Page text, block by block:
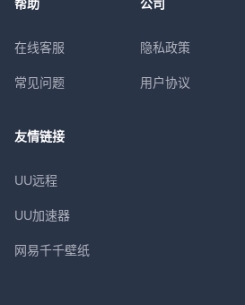
在线客服
常见问题
隐私政策
用户协议
友情链接
UU远程
UU加速器
网易千千壁纸